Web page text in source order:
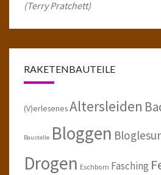
(Terry Pratchett)
RAKETENBAUTEILE
(V)erlesenesAltersleiden
Baustelle Bloggen
Drogen Eschborn Fasching